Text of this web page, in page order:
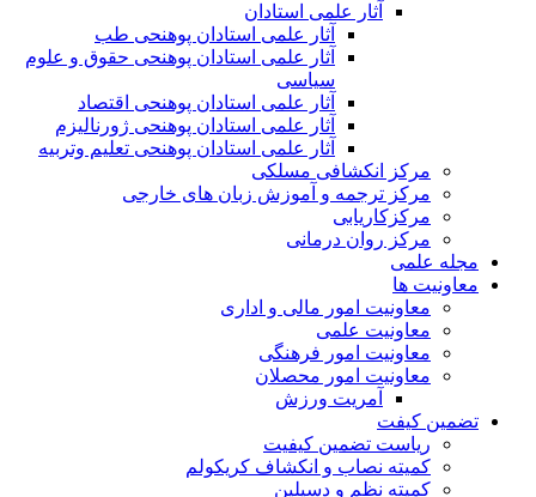
آثار علمی استادان
آثار علمی استادان پوهنحی طب
آثار علمی استادان پوهنحی حقوق و علوم
سیاسی
آثار علمی استادان پوهنحی اقتصاد
آثار علمی استادان پوهنحی ژورنالیزم
آثار علمی استادان پوهنحی تعلیم وتربیه
مرکز انکشافی مسلکی
مرکز ترجمه و آموزش زبان های خارجی
مرکزکاریابی
مرکز روان درمانی
مجله علمی
معاونیت ها
معاونیت امور مالی و اداری
معاونیت علمی
معاونیت امور فرهنگی
معاونیت امور محصلان
آمریت ورزش
تضمین کیفت
ریاست تضمین کیفیت
کمیته نصاب و انکشاف کریکولم
کمیته نظم و دسپلین